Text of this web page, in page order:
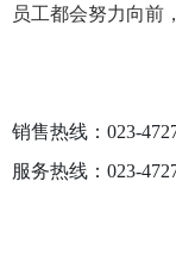
员工都会努力向前
销售热线：023-
服务热线：023-
汉DM-i智驾版